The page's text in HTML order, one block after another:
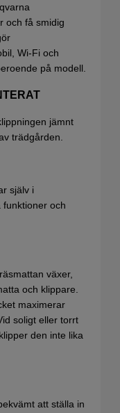
och få smidig
Wi-Fi och
på modell.
jämnt
trädgården.
själv i
och
växer,
och klippare.
maximerar
soligt eller torrt
den inte lika
att ställa in